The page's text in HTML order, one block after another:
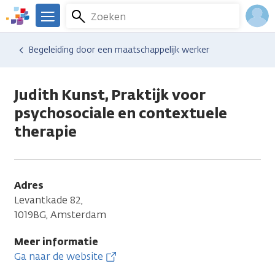
Overslaan
en
naar
We
er
Kanker.nl
Zoeken
Menu
Hulp en ondersteuning
Vind hulp bij kanker
Begeleiding door een maatschappelijk werker
Judith Kunst, Praktijk voor
psychosociale en contextuele
therapie
Adres
Levantkade 82,
1019BG, Amsterdam
Meer informatie
Ga naar de website